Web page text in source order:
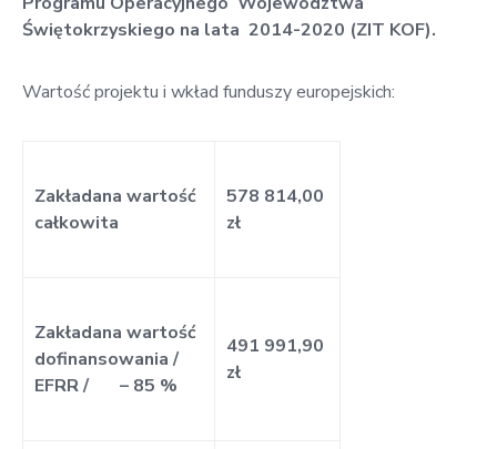
Placówek
w
Oświatowych
Świętokrzyskiego na lata 2014-2020 (ZIT KOF).
Wartość projektu i wkład funduszy europejskich:
Zakładana wartość
całkowita
578 814,00
zł
Zakładana wartość
dofinansowania /
EFRR / – 85 %
491 991,90
zł